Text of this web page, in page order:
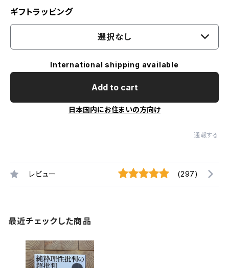
ギフトラッピング
選択なし
International shipping available
Add to cart
日本国内にお住まいの方向け
通報する
レビュー (297)
最近チェックした商品